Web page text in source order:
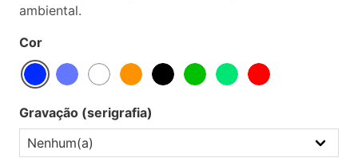
ambiental.
Cor
Gravação (serigrafia)